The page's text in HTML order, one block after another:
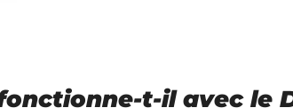
t-il avec le